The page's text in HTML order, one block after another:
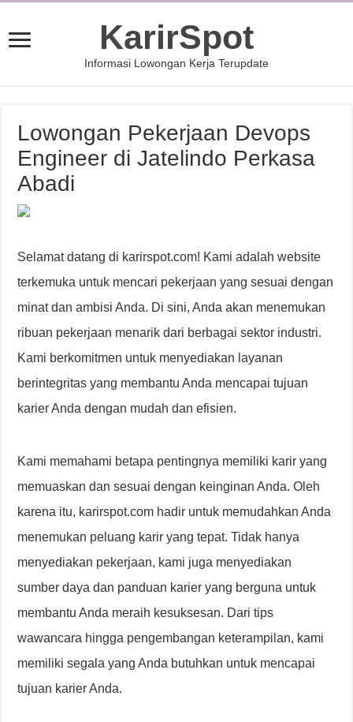
KarirSpot
Informasi Lowongan Kerja Terupdate
Lowongan Pekerjaan Devops
Engineer di Jatelindo Perkasa
Abadi
Selamat datang di karirspot.com! Kami adalah website
terkemuka untuk mencari pekerjaan yang sesuai dengan
minat dan ambisi Anda. Di sini, Anda akan menemukan
ribuan pekerjaan menarik dari berbagai sektor industri.
Kami berkomitmen untuk menyediakan layanan
berintegritas yang membantu Anda mencapai tujuan
karier Anda dengan mudah dan efisien.
Kami memahami betapa pentingnya memiliki karir yang
memuaskan dan sesuai dengan keinginan Anda. Oleh
karena itu, karirspot.com hadir untuk memudahkan Anda
menemukan peluang karir yang tepat. Tidak hanya
menyediakan pekerjaan, kami juga menyediakan
sumber daya dan panduan karier yang berguna untuk
membantu Anda meraih kesuksesan. Dari tips
wawancara hingga pengembangan keterampilan, kami
memiliki segala yang Anda butuhkan untuk mencapai
tujuan karier Anda.